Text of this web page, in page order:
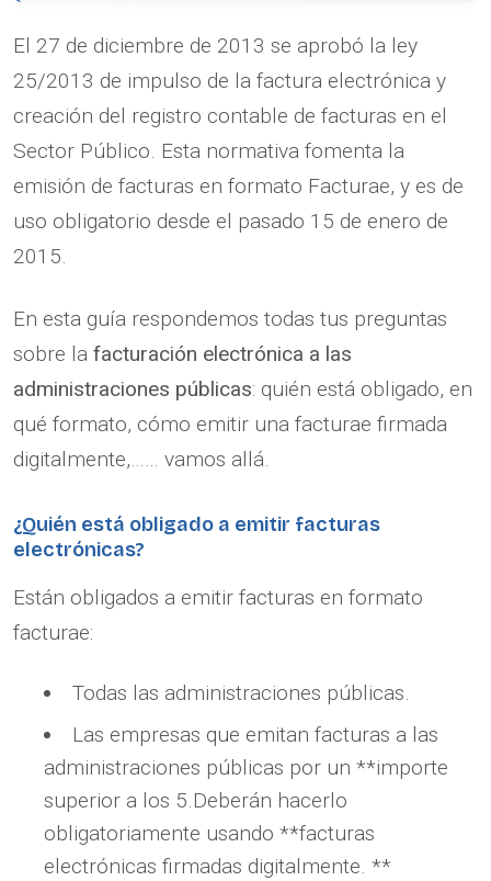
El 27 de diciembre de 2013 se aprobó la ley
25/2013 de impulso de la factura electrónica y
creación del registro contable de facturas en el
Sector Público. Esta normativa fomenta la
emisión de facturas en formato Facturae, y es de
uso obligatorio desde el pasado 15 de enero de
2015.
En esta guía respondemos todas tus preguntas
sobre la facturación electrónica a las
administraciones públicas: quién está obligado, en
qué formato, cómo emitir una facturae firmada
digitalmente,…… vamos allá.
¿Quién está obligado a emitir facturas
electrónicas?
Están obligados a emitir facturas en formato
facturae:
Todas las administraciones públicas.
Las empresas que emitan facturas a las
administraciones públicas por un **importe
superior a los 5.Deberán hacerlo
obligatoriamente usando **facturas
electrónicas firmadas digitalmente. **